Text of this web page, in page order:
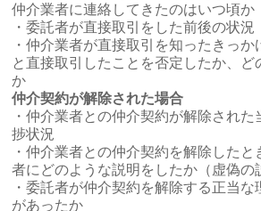
仲介業者に連絡してきたのはいつ頃か
・委託者が直接取引をした前後の状況
・仲介業者が直接取引を知ったきっ
と直接取引したことを否定したか、ど
か
仲介契約が解除された場合
・仲介業者との仲介契約が解除され
捗状況
・仲介業者との仲介契約を解除した
者にどのような説明をしたか（虚偽の
・委託者が仲介契約を解除する正当
があったか